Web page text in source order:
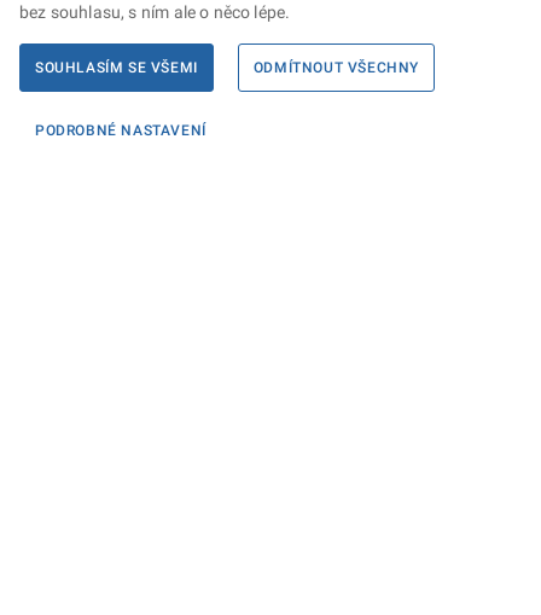
bez souhlasu, s ním ale o něco lépe.
SOUHLASÍM SE VŠEMI ODMÍTNOUT VŠECHNY
PODROBNÉ NASTAVENÍ